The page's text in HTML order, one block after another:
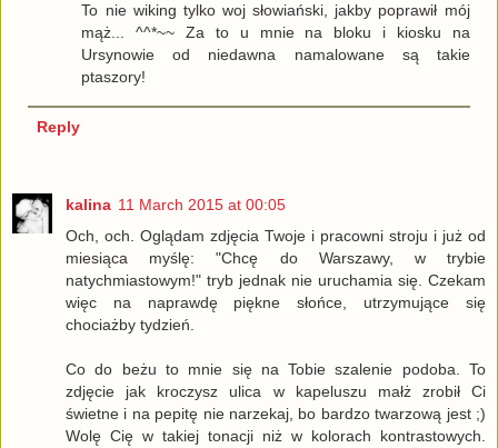
To nie wiking tylko woj słowiański, jakby poprawił mój
mąż... ^^*~~ Za to u mnie na bloku i kiosku na
Ursynowie od niedawna namalowane są takie
ptaszory!
Reply
kalina 11 March 2015 at 00:05
Och, och. Oglądam zdjęcia Twoje i pracowni stroju i już od
miesiąca myślę: "Chcę do Warszawy, w trybie
natychmiastowym!" tryb jednak nie uruchamia się. Czekam
więc na naprawdę piękne słońce, utrzymujące się
chociażby tydzień.
Co do beżu to mnie się na Tobie szalenie podoba. To
zdjęcie jak kroczysz ulica w kapeluszu małż zrobił Ci
świetne i na pepitę nie narzekaj, bo bardzo twarzową jest ;)
Wolę Cię w takiej tonacji niż w kolorach kontrastowych.